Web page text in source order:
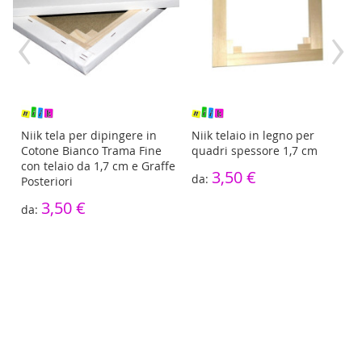
Niik tela per dipingere in
Cotone Bianco Trama Fine
con telaio da 1,7 cm e Graffe
Posteriori
3,50 €
Niik telaio in legno per
quadri spessore 1,7 cm
3,50 €
‹ ›